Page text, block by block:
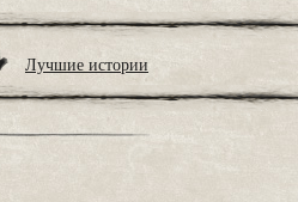
Лучшие истории